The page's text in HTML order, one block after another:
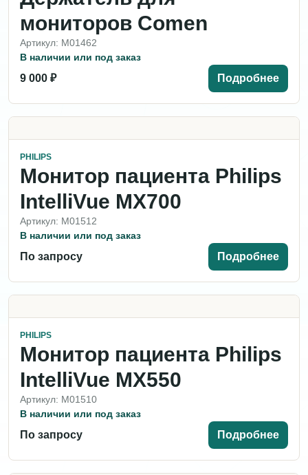
мониторов Comen
Артикул: M01462
В наличии или под заказ
9 000 ₽ Подробнее
PHILIPS
Монитор пациента Philips
IntelliVue MX700
Артикул: M01512
В наличии или под заказ
По запросу Подробнее
PHILIPS
Монитор пациента Philips
IntelliVue MX550
Артикул: M01510
В наличии или под заказ
По запросу Подробнее